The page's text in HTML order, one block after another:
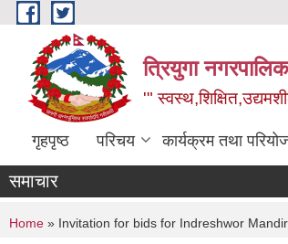
Skip to main content
त्रियुगा
'"
गृहपृष्ठ परिचय कार्यक्रम तथा
समाचार
You are here
Home » Invitation for bids for Indreshwor